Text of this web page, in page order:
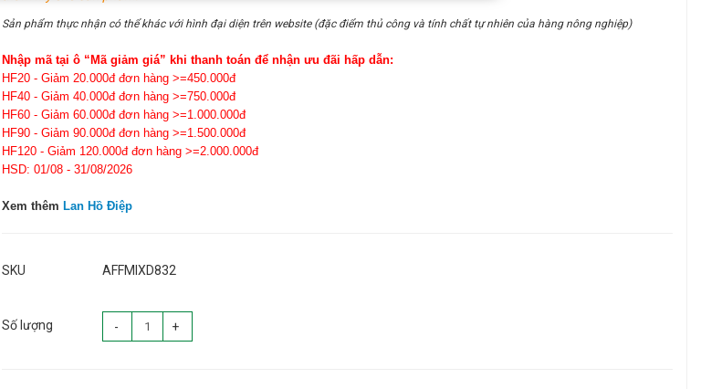
Sản phẩm thực nhận có thể khác với hình đại diện trên website (đặc điểm thủ công và tính chất tự nhiên của hàng nông nghiệp)
Nhập mã tại ô “Mã giảm giá” khi thanh toán để nhận ưu đãi hấp dẫn:
HF20 - Giảm 20.000đ đơn hàng >=450.000đ
HF40 - Giảm 40.000đ đơn hàng >=750.000đ
HF60 - Giảm 60.000đ đơn hàng >=1.000.000đ
HF90 - Giảm 90.000đ đơn hàng >=1.500.000đ
HF120 - Giảm 120.000đ đơn hàng >=2.000.000đ
HSD: 01/08 - 31/08/2026
Xem thêm Lan Hồ Điệp
SKU AFFMIXD832
Số lượng - +